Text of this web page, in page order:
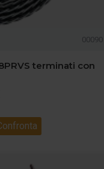
00090
terminati con